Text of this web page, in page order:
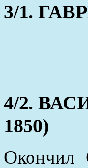
3/1.
4/2.
1850)
Окончил